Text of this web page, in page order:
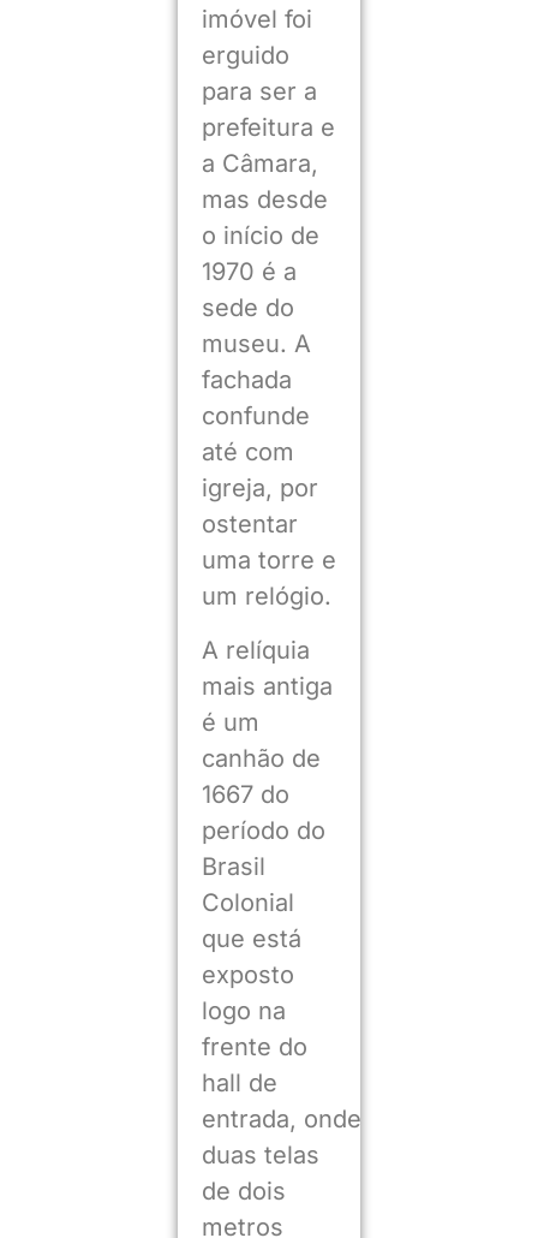
imóvel foi
erguido
para ser a
prefeitura e
a Câmara,
mas desde
o início de
1970 é a
sede do
museu. A
fachada
confunde
até com
igreja, por
ostentar
uma torre e
um relógio.
A relíquia
mais antiga
é um
canhão de
1667 do
período do
Brasil
Colonial
que está
exposto
logo na
frente do
hall de
entrada, onde
duas telas
de dois
metros